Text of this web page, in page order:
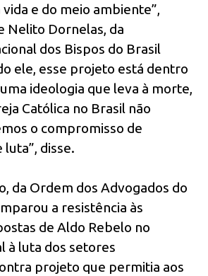
e do meio ambiente”,
Nelito Dornelas, da
dos Bispos do Brasil
ele, esse projeto está dentro
ideologia que leva à morte,
Católica no Brasil não
o compromisso de
disse.
da Ordem dos Advogados do
a resistência às
de Aldo Rebelo no
à luta dos setores
projeto que permitia aos